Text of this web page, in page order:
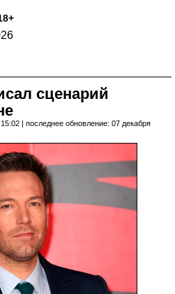
сценарий
| последнее обновление: 07 декабря